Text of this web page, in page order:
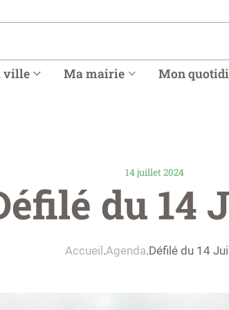
ville Ma mairie Mon
14 juillet 2024
du 14
Accueil Agenda Défilé du 14